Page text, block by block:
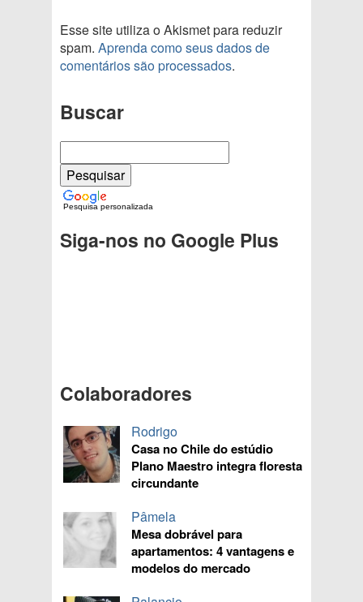
Esse site utiliza o Akismet para reduzir
spam. Aprenda como seus dados de
comentários são processados.
Buscar
Pesquisa personalizada
Siga-nos no Google Plus
Colaboradores
Rodrigo
Casa no Chile do estúdio
Plano Maestro integra floresta
circundante
Pâmela
Mesa dobrável para
apartamentos: 4 vantagens e
modelos do mercado